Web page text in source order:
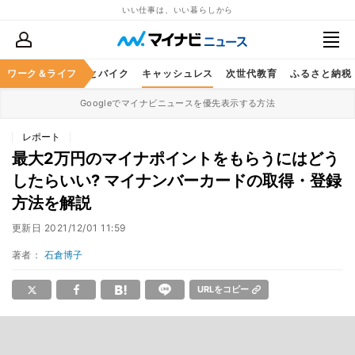
いい仕事は、いい暮らしから
ワーク＆ライフ
レジャー 車とバイク キャッシュレス 次世代教育 ふるさと納税
Googleでマイナビニュースを優先表示する方法
レポート
最大2万円のマイナポイントをもらうにはどう
したらいい? マイナンバーカードの取得・登録
方法を解説
更新日 2021/12/01 11:59
著者： 石倉博子
URLをコピー